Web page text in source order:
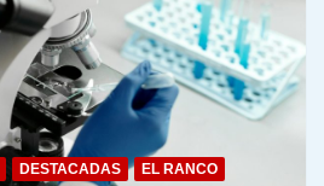
DESTACADAS
EL RANCO